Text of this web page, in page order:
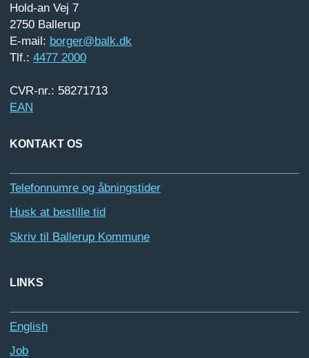
Hold-an Vej 7
2750 Ballerup
E-mail: borger@balk.dk
Tlf.: 4477 2000
CVR-nr.: 58271713
EAN
KONTAKT OS
Telefonnumre og åbningstider
Husk at bestille tid
Skriv til Ballerup Kommune
LINKS
English
Job